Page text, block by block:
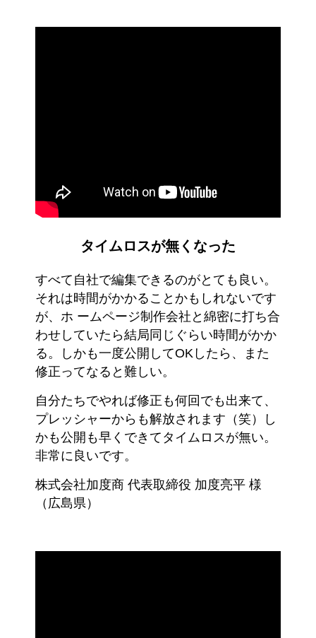
タイムロスが無くなった
すべて自社で編集できるのがとても良い。
それは時間がかかることかもしれないです
が、ホ ームページ制作会社と綿密に打ち合
わせしていたら結局同じぐらい時間がかか
る。しかも一度公開してOKしたら、また
修正ってなると難しい。
自分たちでやれば修正も何回でも出来て、
プレッシャーからも解放されます（笑）し
かも公開も早くできてタイムロスが無い。
非常に良いです。
株式会社加度商 代表取締役 加度亮平 様
（広島県）